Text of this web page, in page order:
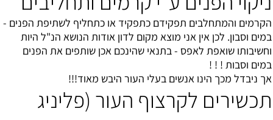
הקרמים והמתחלבים תפקידם כתפקיד או כתחליף לשתיפת הפנים -
במים וסבון. לכן אין אני מוצא מקום לדון אודות הנושא הנ"ל היות
וחשיבותו שואפת לאפס - בתנאי שהינכם אכן שותפים את הפנים
במים וסבות ! ! !
אך ניבדל מכך הינו אנשים בעלי העור היבש מאוד!!!
תכשירים לקרצוף העור (פליניג